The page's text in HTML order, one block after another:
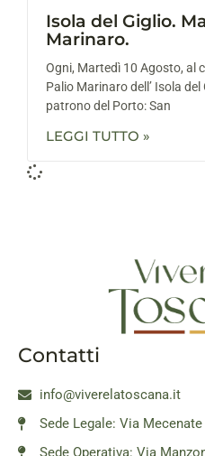
Isola del Giglio.
Marinaro.
Ogni, Martedì 10 Agosto, al
Palio Marinaro dell’ Isola
patrono del Porto: San
LEGGI TUTTO »
Contatti
info@viverelatoscana.it
Sede Legale: Via
Sede Operativa: Via